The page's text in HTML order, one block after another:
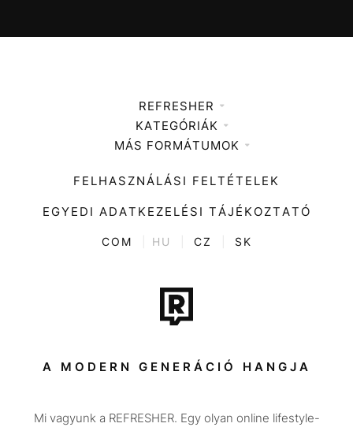
REFRESHER
Médiaajánlat
KATEGÓRIÁK
Zene
Divat
Kultúra
ENTR
Tech-Tudomány
Sport
Társadalom
Utazás
MÁS FORMÁTUMOK
FELHASZNÁLÁSI FELTÉTELEK
EGYEDI ADATKEZELÉSI TÁJÉKOZTATÓ
COM HU CZ SK
A MODERN GENERÁCIÓ HANGJA
Mi vagyunk a REFRESHER. Egy olyan online lifestyle-